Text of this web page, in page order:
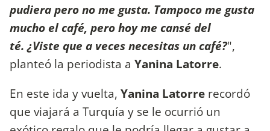
pudiera pero no me gusta. Tampoco me gusta
mucho el café, pero hoy me cansé del
té. ¿Viste que a veces necesitas un café?",
planteó la periodista a Yanina Latorre.
En este ida y vuelta, Yanina Latorre recordó
que viajará a Turquía y se le ocurrió un